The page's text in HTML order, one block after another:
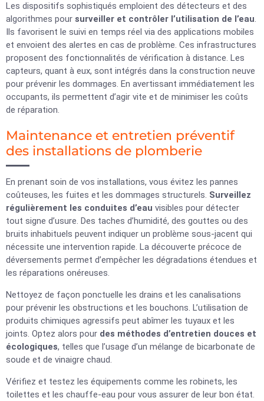
Les dispositifs sophistiqués emploient des détecteurs et des
algorithmes pour surveiller et contrôler l’utilisation de l’eau.
Ils favorisent le suivi en temps réel via des applications mobiles
et envoient des alertes en cas de problème. Ces infrastructures
proposent des fonctionnalités de vérification à distance. Les
capteurs, quant à eux, sont intégrés dans la construction neuve
pour prévenir les dommages. En avertissant immédiatement les
occupants, ils permettent d’agir vite et de minimiser les coûts
de réparation.
Maintenance et entretien préventif
des installations de plomberie
En prenant soin de vos installations, vous évitez les pannes
coûteuses, les fuites et les dommages structurels. Surveillez
régulièrement les conduites d’eau visibles pour détecter
tout signe d’usure. Des taches d’humidité, des gouttes ou des
bruits inhabituels peuvent indiquer un problème sous-jacent qui
nécessite une intervention rapide. La découverte précoce de
déversements permet d’empêcher les dégradations étendues et
les réparations onéreuses.
Nettoyez de façon ponctuelle les drains et les canalisations
pour prévenir les obstructions et les bouchons. L’utilisation de
produits chimiques agressifs peut abîmer les tuyaux et les
joints. Optez alors pour des méthodes d’entretien douces et
écologiques, telles que l’usage d’un mélange de bicarbonate de
soude et de vinaigre chaud.
Vérifiez et testez les équipements comme les robinets, les
toilettes et les chauffe-eau pour vous assurer de leur bon état.